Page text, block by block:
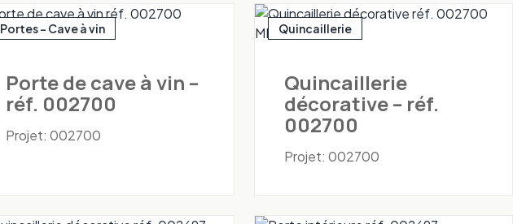
Portes - Cave à vin
Porte de cave à vin –
réf. 002700
Projet: 002700
Quincaillerie
Quincaillerie
décorative – réf.
002700
Projet: 002700